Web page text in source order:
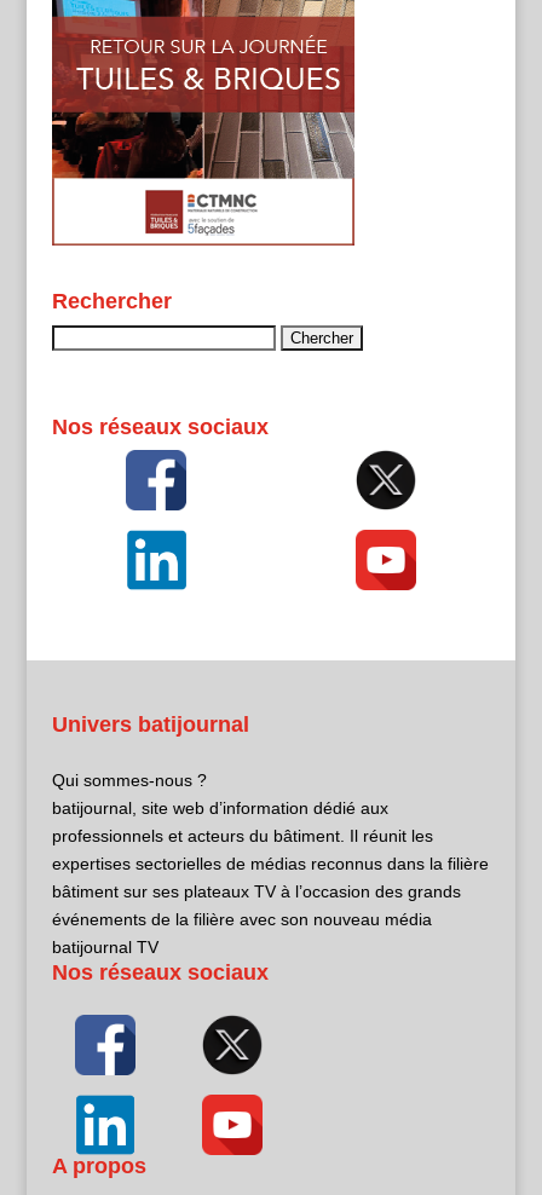
Rechercher
Nos réseaux sociaux
Univers batijournal
Qui sommes-nous ?
batijournal, site web d’information dédié aux
professionnels et acteurs du bâtiment. Il réunit les
expertises sectorielles de médias reconnus dans la filière
bâtiment sur ses plateaux TV à l’occasion des grands
événements de la filière avec son nouveau média
batijournal TV
Nos réseaux sociaux
A propos